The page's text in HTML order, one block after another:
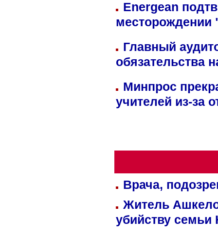
Energean
Главный
обязательства
Минпрос
учителей из-за
Врача,
Житель
убийству семьи